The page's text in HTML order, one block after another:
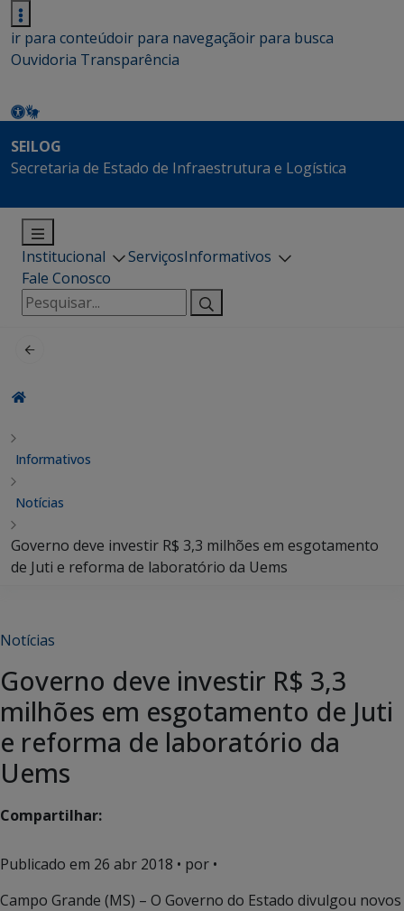
ir para conteúdoir para navegaçãoir para busca
Ouvidoria Transparência
SEILOG
Secretaria de Estado de Infraestrutura e Logística
Institucional ServiçosInformativos
Fale Conosco
Pesquisar
por:
Informativos
Notícias
Governo deve investir R$ 3,3 milhões em esgotamento
de Juti e reforma de laboratório da Uems
Notícias
Governo deve investir R$ 3,3
milhões em esgotamento de Juti
e reforma de laboratório da
Uems
Compartilhar:
Publicado em 26 abr 2018 • por •
Campo Grande (MS) – O Governo do Estado divulgou novos